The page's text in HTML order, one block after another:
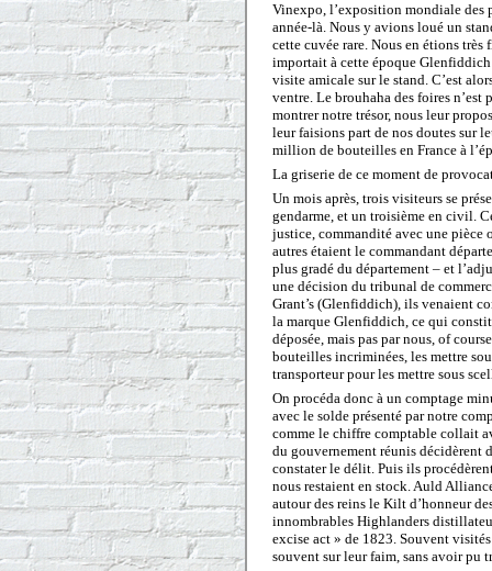
Vinexpo, l’exposition mondiale des
année-là. Nous y avions loué un
cette cuvée rare. Nous en étions
importait à cette époque
visite amicale sur le stand. C’est
ventre. Le brouhaha des foires
montrer notre trésor, nous leur
leur faisions part de nos doutes sur
million de bouteilles en France à
La griserie de ce moment de
Un mois après, trois visiteurs se
gendarme, et un troisième en civil.
justice, commandité avec une
autres étaient le commandant
plus gradé du département – et
une décision du tribunal de
Grant’s (Glenfiddich), ils venaient
la marque Glenfiddich, ce qui
déposée, mais pas par nous, of
bouteilles incriminées, les mettre
transporteur pour les mettre sous
On procéda donc à un comptage
avec le solde présenté par notre
comme le chiffre comptable collait
du gouvernement réunis décidèrent
constater le délit. Puis ils
nous restaient en stock. Auld
autour des reins le Kilt d’honneur
innombrables Highlanders
excise act » de 1823. Souvent
souvent sur leur faim, sans avoir pu